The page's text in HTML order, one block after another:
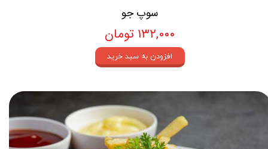
سوپ جو
۱۳۲,۰۰۰ تومان
افزودن به سبد خرید